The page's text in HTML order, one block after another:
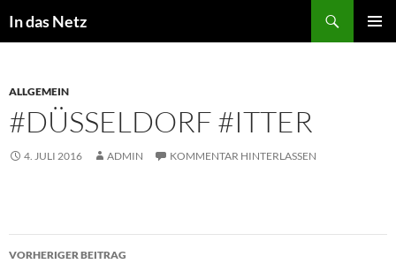
Inhalt
In das Netz
ALLGEMEIN
#DÜSSELDORF #ITTER
4. JULI 2016 ADMIN KOMMENTAR HINTERLASSEN
Beitragsnavigation
VORHERIGER BEITRAG